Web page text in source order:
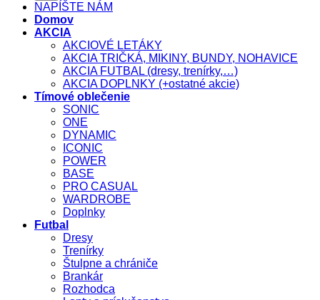
NAPÍŠTE NÁM
Domov
AKCIA
AKCIOVÉ LETÁKY
AKCIA TRIČKÁ, MIKINY, BUNDY, NOHAVICE
AKCIA FUTBAL (dresy, trenírky,…)
AKCIA DOPLNKY (+ostatné akcie)
Tímové oblečenie
SONIC
ONE
DYNAMIC
ICONIC
POWER
BASE
PRO CASUAL
WARDROBE
Doplnky
Futbal
Dresy
Trenírky
Štulpne a chrániče
Brankár
Rozhodca